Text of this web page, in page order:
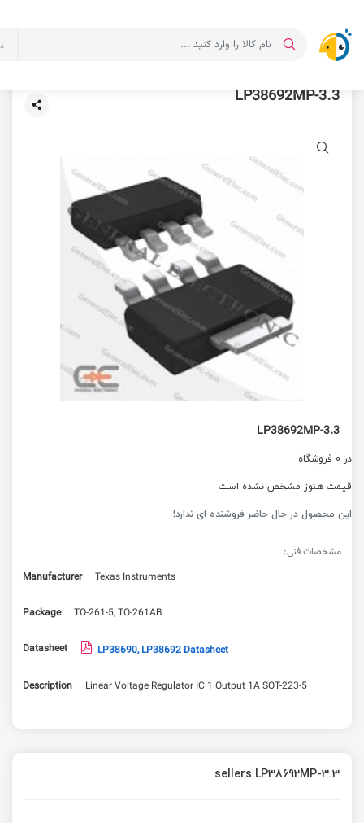
LP38692MP-3.3
LP38692MP-3.3
در 0 فروشگاه
قیمت هنوز مشخص نشده است
این محصول در حال حاضر فروشنده ای ندارد!
مشخصات فنی:
Manufacturer
Texas Instruments
Package TO-261-5, TO-261AB
Datasheet LP38690, LP38692 Datasheet
Description Linear Voltage Regulator IC 1 Output 1A SOT-223-5
sellers LP38692MP-3.3